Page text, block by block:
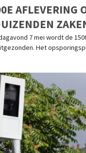
AFLEVERING
7 mei wordt de
Het